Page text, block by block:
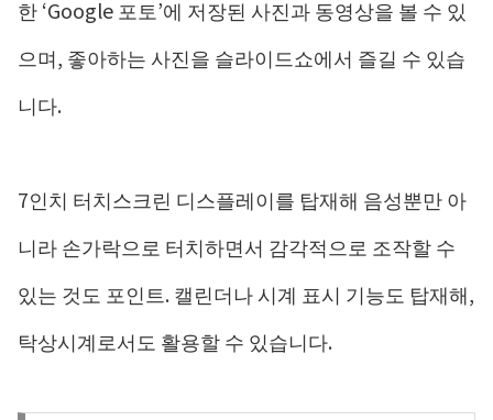
한 ‘Google 포토’에 저장된 사진과 동영상을 볼 수 있
으며, 좋아하는 사진을 슬라이드쇼에서 즐길 수 있습
니다.
7인치 터치스크린 디스플레이를 탑재해 음성뿐만 아
니라 손가락으로 터치하면서 감각적으로 조작할 수
있는 것도 포인트. 캘린더나 시계 표시 기능도 탑재해,
탁상시계로서도 활용할 수 있습니다.